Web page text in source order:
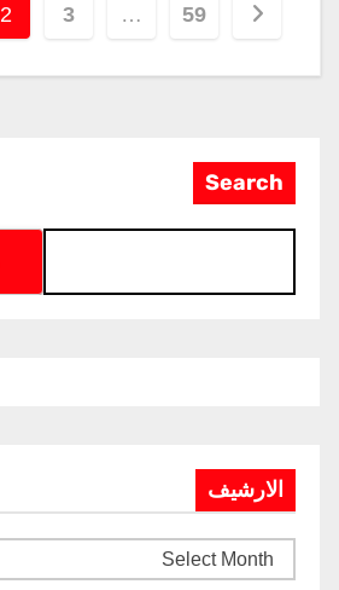
2 3 … 59
Search
الارشيف